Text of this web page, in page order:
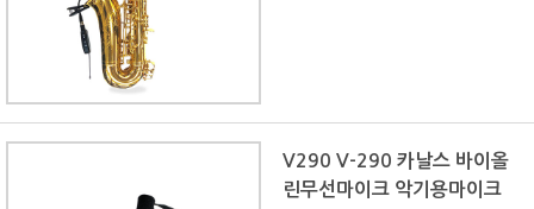
V290 V-290 카날스 바이올
린무선마이크 악기용마이크